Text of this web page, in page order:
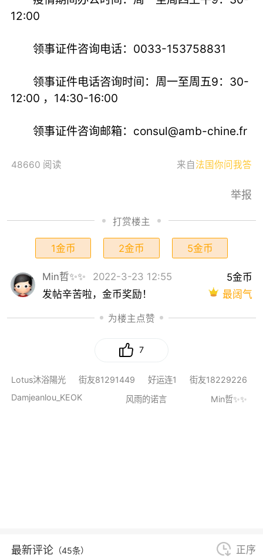
12:00
领事证件咨询电话：0033-153758831
领事证件电话咨询时间：周一至周五9：30-
12:00 ，14:30-16:00
领事证件咨询邮箱： consul@amb-chine.fr
48660 阅读 来自法国你问我答
举报
打赏楼主
1金币 2金币 5金币
Min哲✨✨
2022-3-23 12:55
发帖辛苦啦，金币奖励！
5金币
最阔气
为楼主点赞
7
Lotus沐浴陽光 街友81291449 好运连1
街友18229226
Damjeanlou_KEOK
风雨的诺言 Min哲✨✨
最新评论 （45条） 正序